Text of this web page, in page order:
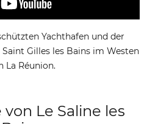
Yachthafen und der
Gilles les Bains im Westen
La Réunion.
Le Saline les